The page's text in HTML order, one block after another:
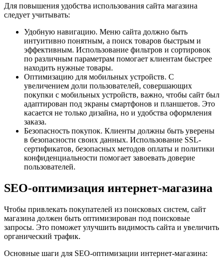
Для повышения удобства использования сайта магазина
следует учитывать:
Удобную навигацию. Меню сайта должно быть
интуитивно понятным, а поиск товаров быстрым и
эффективным. Использование фильтров и сортировок
по различным параметрам помогает клиентам быстрее
находить нужные товары.
Оптимизацию для мобильных устройств. С
увеличением доли пользователей, совершающих
покупки с мобильных устройств, важно, чтобы сайт был
адаптирован под экраны смартфонов и планшетов. Это
касается не только дизайна, но и удобства оформления
заказа.
Безопасность покупок. Клиенты должны быть уверены
в безопасности своих данных. Использование SSL-
сертификатов, безопасных методов оплаты и политики
конфиденциальности помогает завоевать доверие
пользователей.
SEO-оптимизация интернет-магазина
Чтобы привлекать покупателей из поисковых систем, сайт
магазина должен быть оптимизирован под поисковые
запросы. Это поможет улучшить видимость сайта и увеличить
органический трафик.
Основные шаги для SEO-оптимизации интернет-магазина: